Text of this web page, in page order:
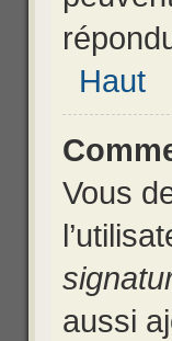
Haut
Vous
aussi